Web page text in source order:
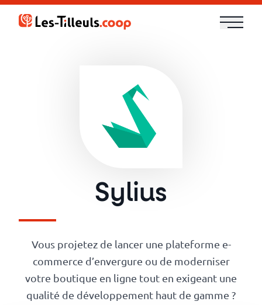
Aller
Formations
Technologies
Numérique
responsable
Sylius
Vous projetez de lancer une plateforme e-
commerce d’envergure ou de moderniser
votre boutique en ligne tout en exigeant une
qualité de développement haut de gamme ?